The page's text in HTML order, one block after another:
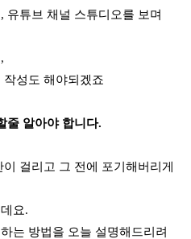
유튜브 채널 스튜디오를 보며
성도 해야되겠죠
줄 알아야 합니다.
걸리고 그 전에 포기해버리게
요.
는 방법을 오늘 설명해드리려